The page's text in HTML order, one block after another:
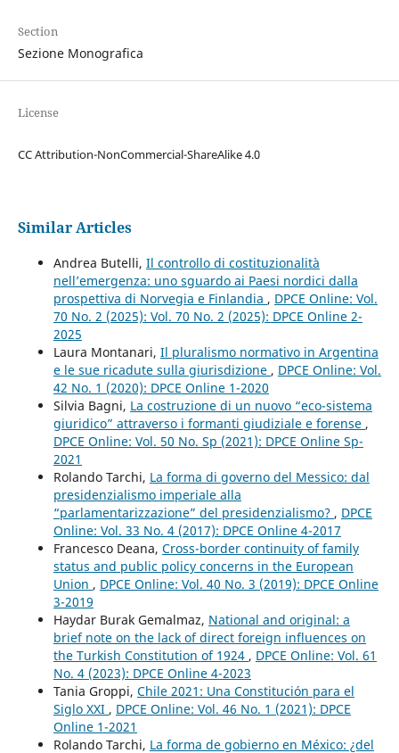
Section
Sezione Monografica
License
CC Attribution-NonCommercial-ShareAlike 4.0
Similar Articles
Andrea Butelli, Il controllo di costituzionalità
nell’emergenza: uno sguardo ai Paesi nordici dalla
prospettiva di Norvegia e Finlandia , DPCE Online: Vol.
70 No. 2 (2025): Vol. 70 No. 2 (2025): DPCE Online 2-
2025
Laura Montanari, Il pluralismo normativo in Argentina
e le sue ricadute sulla giurisdizione , DPCE Online: Vol.
42 No. 1 (2020): DPCE Online 1-2020
Silvia Bagni, La costruzione di un nuovo “eco-sistema
giuridico” attraverso i formanti giudiziale e forense ,
DPCE Online: Vol. 50 No. Sp (2021): DPCE Online Sp-
2021
Rolando Tarchi, La forma di governo del Messico: dal
presidenzialismo imperiale alla
“parlamentarizzazione” del presidenzialismo? , DPCE
Online: Vol. 33 No. 4 (2017): DPCE Online 4-2017
Francesco Deana, Cross-border continuity of family
status and public policy concerns in the European
Union , DPCE Online: Vol. 40 No. 3 (2019): DPCE Online
3-2019
Haydar Burak Gemalmaz, National and original: a
brief note on the lack of direct foreign influences on
the Turkish Constitution of 1924 , DPCE Online: Vol. 61
No. 4 (2023): DPCE Online 4-2023
Tania Groppi, Chile 2021: Una Constitución para el
Siglo XXI , DPCE Online: Vol. 46 No. 1 (2021): DPCE
Online 1-2021
Rolando Tarchi, La forma de gobierno en México: ¿del